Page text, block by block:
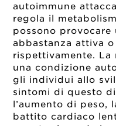
autoimmune
regola il
possono provocare
abbastanza attiva
rispettivamente. La
una condizione
gli individui allo
sintomi di questo
l’aumento di peso,
battito cardiaco